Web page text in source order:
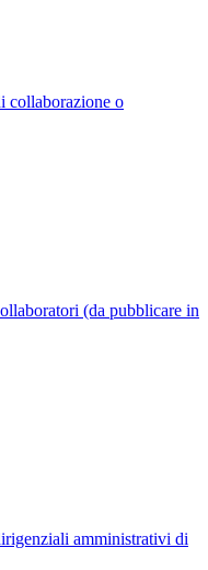
collaborazione o
(da pubblicare in
amministrativi di